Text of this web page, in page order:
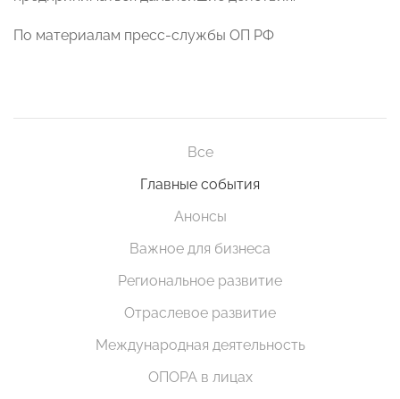
По материалам пресс-службы ОП РФ
Все
Главные события
Анонсы
Важное для бизнеса
Региональное развитие
Отраслевое развитие
Международная деятельность
ОПОРА в лицах